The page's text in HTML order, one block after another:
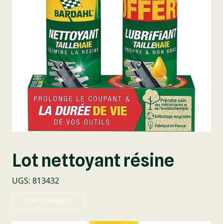
Lot nettoyant résine
UGS: 813432
VOIR LE PRODUIT